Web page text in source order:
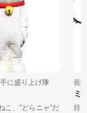
盛り上げ隊
、”どらニャ”だ
長野
ミャ
目を